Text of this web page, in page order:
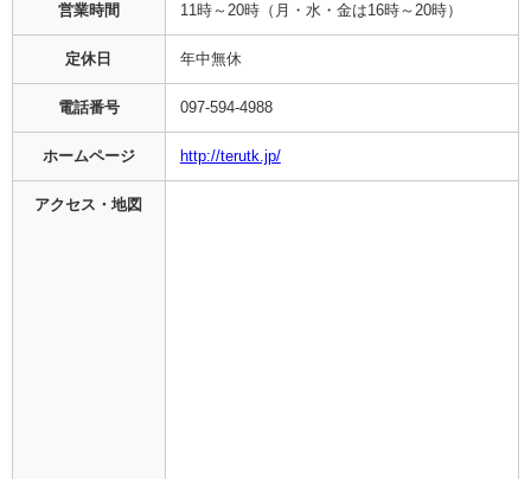
営業時間 11時～20時（月・水・金は16時～20時）
定休日 年中無休
電話番号 097-594-4988
ホームページ http://terutk.jp/
アクセス・地図